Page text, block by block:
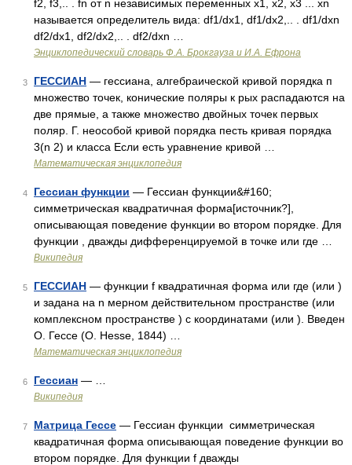
f2, f3,.. . fn от n независимых переменных x1, x2, x3 ... xn
называется определитель вида: df1/dx1, df1/dx2,.. . df1/dxn
df2/dx1, df2/dx2,.. . df2/dxn …
Энциклопедический словарь Ф.А. Брокгауза и И.А. Ефрона
3 ГЕССИАН — гессиана, алгебраической кривой порядка п
множество точек, конические поляры к рых распадаются на
две прямые, а также множество двойных точек первых
поляр. Г. неособой кривой порядка песть кривая порядка
3(n 2) и класса Если есть уравнение кривой …
Математическая энциклопедия
4 Гессиан функции — Гессиан функции&#160;
симметрическая квадратичная форма[источник?],
описывающая поведение функции во втором порядке. Для
функции , дважды дифференцируемой в точке или где …
Википедия
5 ГЕССИАН — функции f квадратичная форма или где (или )
и задана на n мерном действительном пространстве (или
комплексном пространстве ) с координатами (или ). Введен
О. Гессе (О. Hesse, 1844) …
Математическая энциклопедия
6 Гессиан — …
Википедия
7 Матрица Гессе — Гессиан функции симметрическая
квадратичная форма описывающая поведение функции во
втором порядке. Для функции f дважды